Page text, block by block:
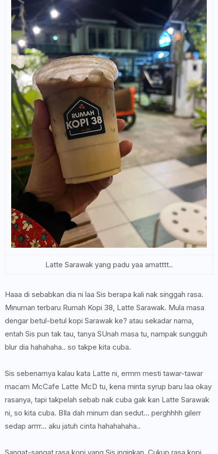
Latte Sarawak yang padu yaa amatttt..
Haaa di sebabkan dia ni laa Sis berapa kali nak singgah rasa.
Minuman terbaru Rumah Kopi 38, Latte Sarawak. Mula masa
dengar betul-betul kopi Sarawak ke? atau sekadar nama,
entah Sis pun tak tau, tanya SUnah masa tu, nampak sungguh
blur dia hahahaha.. so takpe kita cuba.
Sis sebenarnya kalau kata Latte ni, ermm mesti tawar-tawar
macam McCafe Latte McD tu, kena minta syrup baru laa okay
rasanya, tapi takpelah sebab nak cuba gak kan Latte Sarawak
ni, so kita cuba. BIla dah minum dan sedut... perghhhh gilerr
sedap arrrr... aku jatuh cinta hahahahaha..